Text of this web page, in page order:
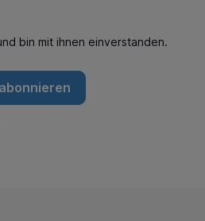
bin mit ihnen einverstanden.